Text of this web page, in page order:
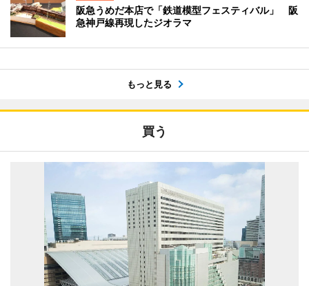
阪急うめだ本店で「鉄道模型フェスティバル」 阪
急神戸線再現したジオラマ
もっと見る
買う